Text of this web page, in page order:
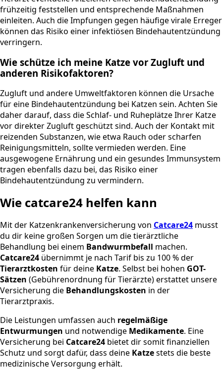
frühzeitig feststellen und entsprechende Maßnahmen
einleiten. Auch die Impfungen gegen häufige virale Erreger
können das Risiko einer infektiösen Bindehautentzündung
verringern.
Wie schütze ich meine Katze vor Zugluft und
anderen Risikofaktoren?
Zugluft und andere Umweltfaktoren können die Ursache
für eine Bindehautentzündung bei Katzen sein. Achten Sie
daher darauf, dass die Schlaf- und Ruheplätze Ihrer Katze
vor direkter Zugluft geschützt sind. Auch der Kontakt mit
reizenden Substanzen, wie etwa Rauch oder scharfen
Reinigungsmitteln, sollte vermieden werden. Eine
ausgewogene Ernährung und ein gesundes Immunsystem
tragen ebenfalls dazu bei, das Risiko einer
Bindehautentzündung zu vermindern.
Wie catcare24 helfen kann
Mit der Katzenkrankenversicherung von Catcare24 musst
du dir keine großen Sorgen um die tierärztliche
Behandlung bei einem Bandwurmbefall machen.
Catcare24 übernimmt je nach Tarif bis zu 100 % der
Tierarztkosten für deine Katze. Selbst bei hohen GOT-
Sätzen (Gebührenordnung für Tierärzte) erstattet unsere
Versicherung die Behandlungskosten in der
Tierarztpraxis.
Die Leistungen umfassen auch regelmäßige
Entwurmungen und notwendige Medikamente. Eine
Versicherung bei Catcare24 bietet dir somit finanziellen
Schutz und sorgt dafür, dass deine Katzestets die beste
medizinische Versorgung erhält.